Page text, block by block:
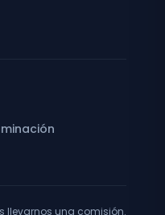
llevarnos una comisión.